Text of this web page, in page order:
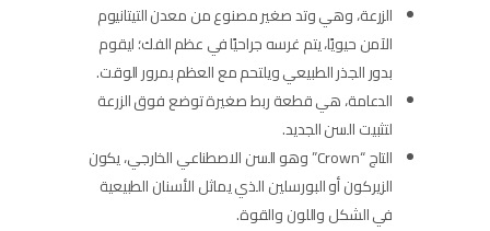
الزرعة، وهي وتد صغير مصنوع من معدن التيتانيوم
الآمن حيويًا، يتم غرسه جراحيًا في عظم الفك؛ ليقوم
بدور الجذر الطبيعي ويلتحم مع العظم بمرور الوقت.
الدعامة، هي قطعة ربط صغيرة توضع فوق الزرعة
لتثبيت السن الجديد.
التاج “Crown” وهو السن الاصطناعي الخارجي، يكون
الزيركون أو البورسلين الذي يماثل الأسنان الطبيعية
في الشكل واللون والقوة.